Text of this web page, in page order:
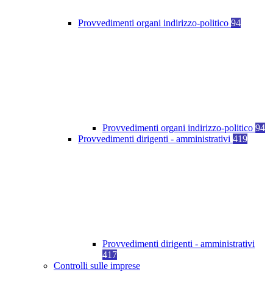
Provvedimenti organi indirizzo-politico 94
Provvedimenti organi indirizzo-politico 94
Provvedimenti dirigenti - amministrativi 419
Provvedimenti dirigenti - amministrativi
417
Controlli sulle imprese